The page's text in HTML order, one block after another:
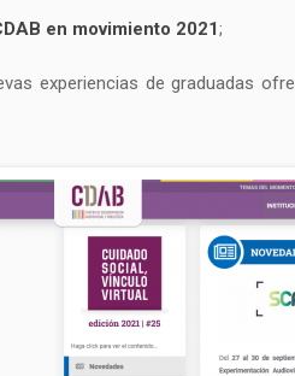
en movimiento 2021;
experiencias de graduadas